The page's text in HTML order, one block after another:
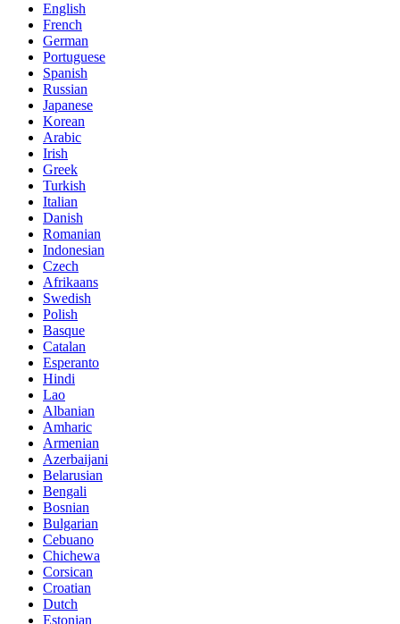
English
French
German
Portuguese
Spanish
Russian
Japanese
Korean
Arabic
Irish
Greek
Turkish
Italian
Danish
Romanian
Indonesian
Czech
Afrikaans
Swedish
Polish
Basque
Catalan
Esperanto
Hindi
Lao
Albanian
Amharic
Armenian
Azerbaijani
Belarusian
Bengali
Bosnian
Bulgarian
Cebuano
Chichewa
Corsican
Croatian
Dutch
Estonian